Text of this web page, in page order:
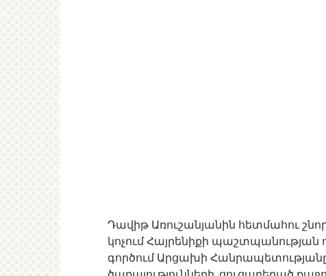
Դավիթ Առուշանյանին հետմահու
կոչում Հայրենիքի
գործում Արցախի